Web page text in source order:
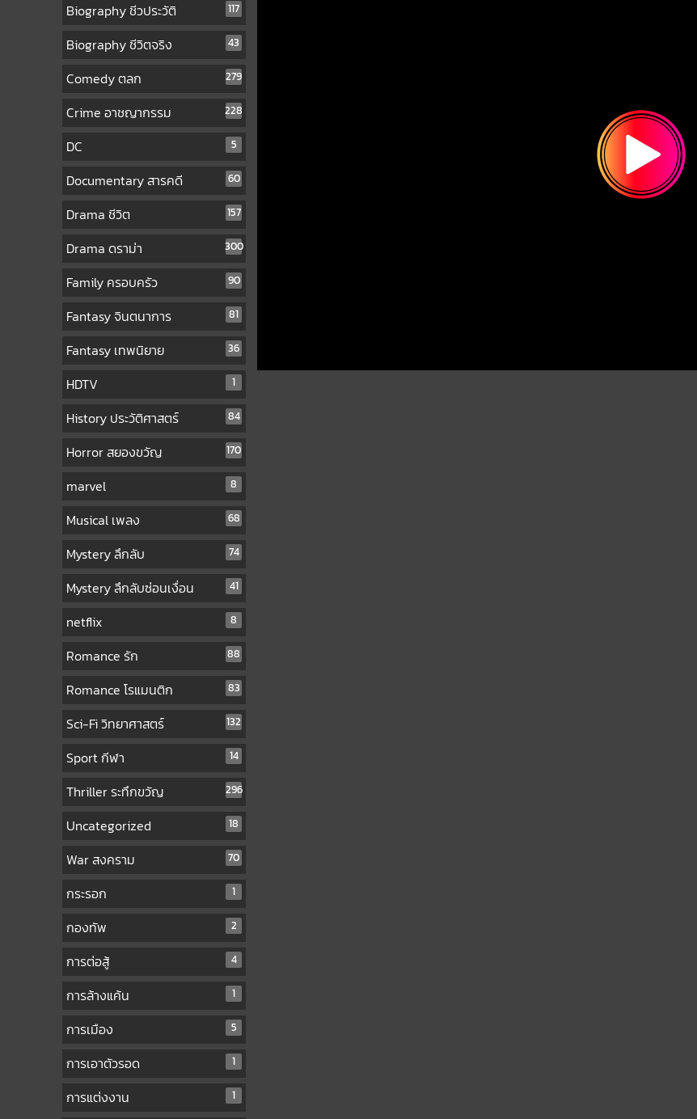
Biography ชีวประวัติ 117
Biography ชีวิตจริง 43
Comedy ตลก 279
Crime อาชญากรรม 228
DC 5
Documentary สารคดี 60
Drama ชีวิต 157
Drama ดราม่า 300
Family ครอบครัว 90
Fantasy จินตนาการ 81
Fantasy เทพนิยาย 36
HDTV 1
History ประวัติศาสตร์ 84
Horror สยองขวัญ 170
marvel 8
Musical เพลง 68
Mystery ลึกลับ 74
Mystery ลึกลับซ่อนเงื่อน 41
netflix 8
Romance รัก 88
Romance โรแมนติก 83
Sci-Fi วิทยาศาสตร์ 132
Sport กีฬา 14
Thriller ระทึกขวัญ 296
Uncategorized 18
War สงคราม 70
กระรอก 1
กองทัพ 2
การต่อสู้ 4
การล้างแค้น 1
การเมือง 5
การเอาตัวรอด 1
การแต่งงาน 1